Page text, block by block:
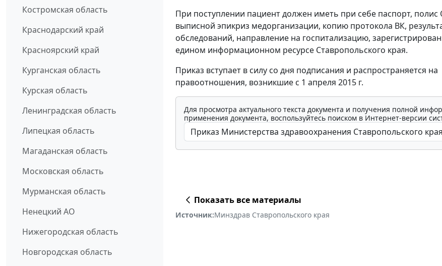
Костромская область
Краснодарский край
Красноярский край
Курганская область
Курская область
Ленинградская область
Липецкая область
Магаданская область
Московская область
Мурманская область
Ненецкий АО
Нижегородская область
Новгородская область
При поступлении пациент должен иметь при себе паспорт,
выписной эпикриз медорганизации, копию протокола ВК,
обследований, направление на госпитализацию,
едином информационном ресурсе Ставропольского края.
Приказ вступает в силу со дня подписания и распространяется на
правоотношения, возникшие с 1 апреля 2015 г.
Для просмотра актуального текста документа и получения полной
применения документа, воспользуйтесь поиском в Интернет-версии
Показать все материалы
Источник:Минздрав Ставропольского края